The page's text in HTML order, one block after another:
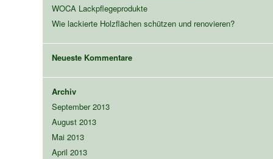
WOCA Lackpflegeprodukte
Wie lackierte Holzflächen schützen und renovieren?
Neueste Kommentare
Archiv
September 2013
August 2013
Mai 2013
April 2013